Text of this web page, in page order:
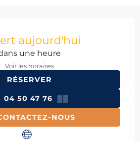
aujourd'hui
une heure
Voir les horaires
RÉSERVER
04 50 47 76 ▒▒
NOUS